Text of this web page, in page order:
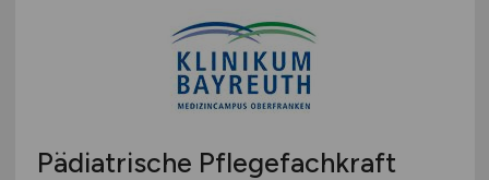
Pädiatrische Pflegefachkraft